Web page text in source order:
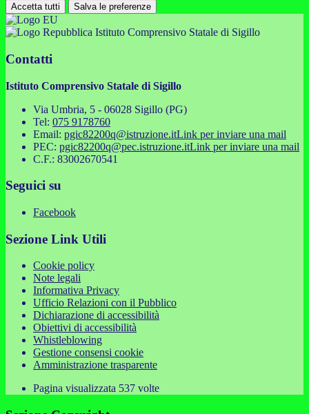
Accetta tutti Salva le preferenze
Istituto Comprensivo Statale di Sigillo
Contatti
Istituto Comprensivo Statale di Sigillo
Via Umbria, 5 - 06028 Sigillo (PG)
Tel: 075 9178760
Email: pgic82200q@istruzione.itLink per inviare una mail
PEC: pgic82200q@pec.istruzione.itLink per inviare una mail
C.F.: 83002670541
Seguici su
Facebook
Sezione Link Utili
Cookie policy
Note legali
Informativa Privacy
Ufficio Relazioni con il Pubblico
Dichiarazione di accessibilità
Obiettivi di accessibilità
Whistleblowing
Gestione consensi cookie
Amministrazione trasparente
Pagina visualizzata 537 volte